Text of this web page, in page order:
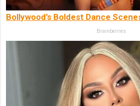
Bollywood’s Boldest Dance
Brainberries